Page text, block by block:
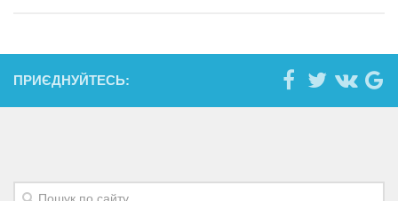
ПРИЄДНУЙТЕСЬ: